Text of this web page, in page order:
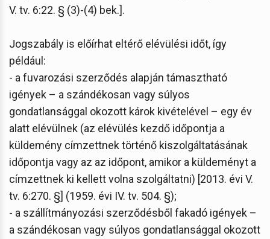
V. tv. 6:22. § (3)-(4) bek.].
Jogszabály is előírhat eltérő elévülési időt, így
például:
- a fuvarozási szerződés alapján támasztható
igények – a szándékosan vagy súlyos
gondatlansággal okozott károk kivételével – egy év
alatt elévülnek (az elévülés kezdő időpontja a
küldemény címzettnek történő kiszolgáltatásának
időpontja vagy az az időpont, amikor a küldeményt a
címzettnek ki kellett volna szolgáltatni) [2013. évi V.
tv. 6:270. §] (1959. évi IV. tv. 504. §);
- a szállítmányozási szerződésből fakadó igények –
a szándékosan vagy súlyos gondatlansággal okozott